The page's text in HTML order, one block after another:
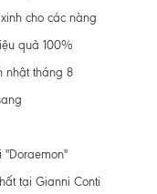
cho các nàng
quả 100%
nhật tháng 8
"Doraemon"
tại Gianni Conti